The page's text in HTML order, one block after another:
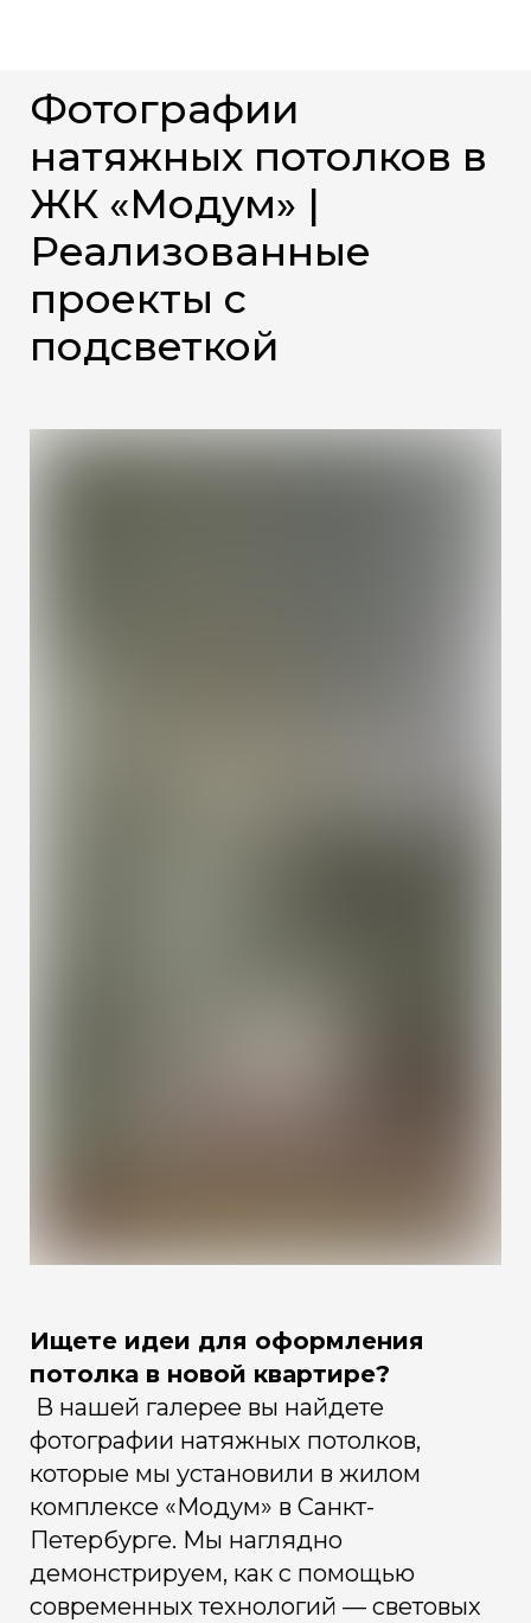
Фотографии
натяжных потолков в
ЖК «Модум» |
Реализованные
проекты с
подсветкой
Ищете идеи для оформления
потолка в новой квартире?
В нашей галерее вы найдете
фотографии натяжных потолков,
которые мы установили в жилом
комплексе «Модум» в Санкт-
Петербурге. Мы наглядно
демонстрируем, как с помощью
современных технологий — световых